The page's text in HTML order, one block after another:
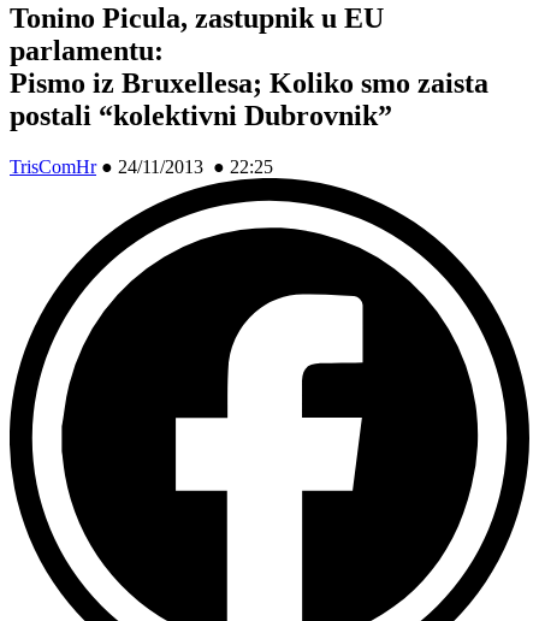
Tonino Picula, zastupnik u EU
parlamentu:
Pismo iz Bruxellesa; Koliko smo zaista
postali “kolektivni Dubrovnik”
TrisComHr● 24/11/2013 ● 22:25